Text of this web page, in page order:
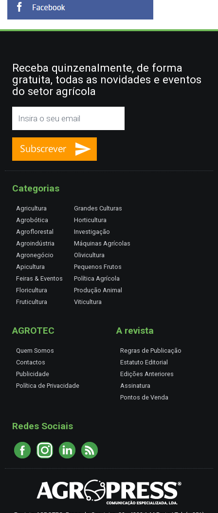
Receba quinzenalmente, de forma
gratuita, todas as novidades e eventos
do setor agrícola
Categorias
Agricultura
Agrobótica
Agroflorestal
Agroindústria
Agronegócio
Apicultura
Feiras & Eventos
Floricultura
Fruticultura
Grandes Culturas
Horticultura
Investigação
Máquinas Agrícolas
Olivicultura
Pequenos Frutos
Política Agrícola
Produção Animal
Viticultura
AGROTEC
Quem Somos
Contactos
Publicidade
Política de Privacidade
A revista
Regras de Publicação
Estatuto Editorial
Edições Anteriores
Assinatura
Pontos de Venda
Redes Sociais